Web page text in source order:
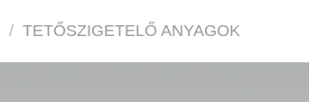
/ TETŐSZIGETELŐ ANYAGOK